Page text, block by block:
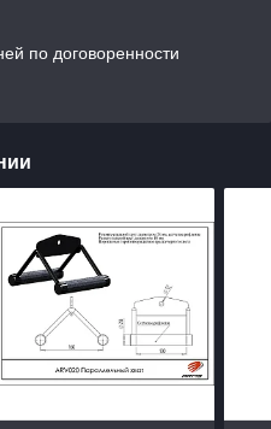
по договоренности